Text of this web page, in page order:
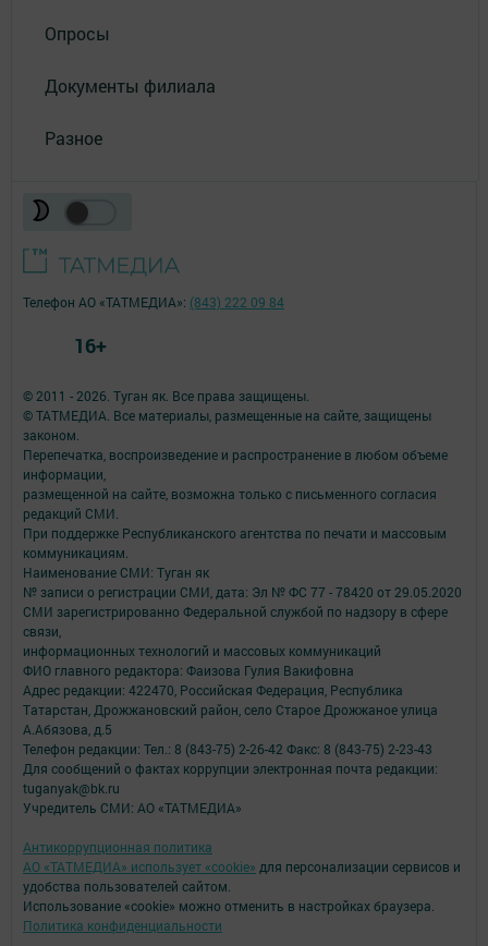
Опросы
Документы филиала
Разное
© 2011 - 2026. Туган як. Все права защищены.
© ТАТМЕДИА. Все материалы, размещенные на сайте, защищены
законом.
Перепечатка, воспроизведение и распространение в любом объеме
информации,
размещенной на сайте, возможна только с письменного согласия
редакций СМИ.
При поддержке Республиканского агентства по печати и массовым
коммуникациям.
Наименование СМИ: Туган як
№ записи о регистрации СМИ, дата: Эл № ФС 77 - 78420 от 29.05.2020
СМИ зарегистрированно Федеральной службой по надзору в сфере
связи,
информационных технологий и массовых коммуникаций
ФИО главного редактора: Фаизова Гулия Вакифовна
Адрес редакции: 422470, Российская Федерация, Республика
Татарстан, Дрожжановский район, село Старое Дрожжаное улица
А.Абязова, д.5
Телефон редакции: Тел.: 8 (843-75) 2-26-42 Факс: 8 (843-75) 2-23-43
Для сообщений о фактах коррупции электронная почта редакции:
tuganyak@bk.ru
Учредитель СМИ: АО «ТАТМЕДИА»
Антикоррупционная политика
АО «ТАТМЕДИА» использует «cookie» для персонализации сервисов и
удобства пользователей сайтом.
Использование «cookie» можно отменить в настройках браузера.
Политика конфиденциальности
Телефон АО «ТАТМЕДИА»: (843) 222 09 84
16+